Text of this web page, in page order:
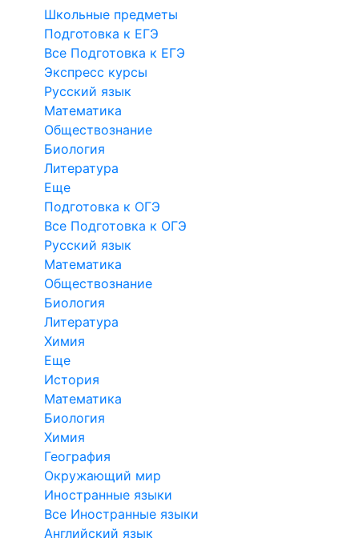
Школьные предметы
Подготовка к ЕГЭ
Все Подготовка к ЕГЭ
Экспресс курсы
Русский язык
Математика
Обществознание
Биология
Литература
Еще
Подготовка к ОГЭ
Все Подготовка к ОГЭ
Русский язык
Математика
Обществознание
Биология
Литература
Химия
Еще
История
Математика
Биология
Химия
География
Окружающий мир
Иностранные языки
Все Иностранные языки
Английский язык